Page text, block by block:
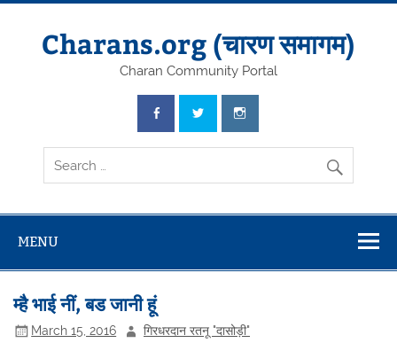
Skip
Charans.org (चारण समागम)
Charan Community Portal
MENU
म्है भाई नीं, बड जानी हूं
March 15, 2016 गिरधरदान रतनू "दासोड़ी"